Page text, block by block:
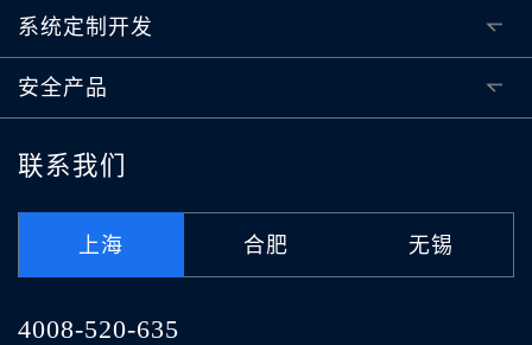
系统定制开发
安全产品
联系我们
上海 合肥 无锡
4008-520-635